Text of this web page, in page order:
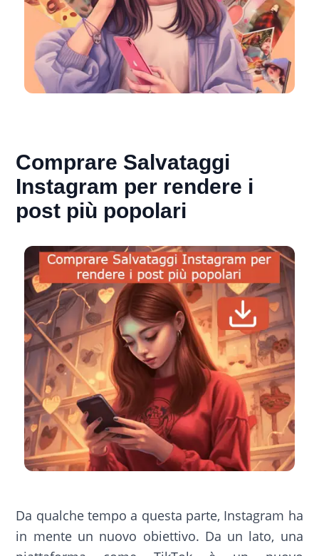
Comprare Salvataggi
Instagram per rendere i
post più popolari
Da qualche tempo a questa parte, Instagram ha
in mente un nuovo obiettivo. Da un lato, una